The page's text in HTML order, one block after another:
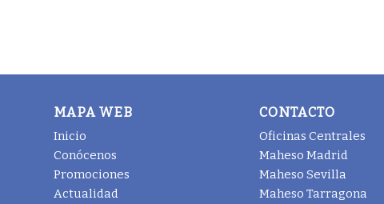
MAPA WEB
Inicio
Conócenos
Promociones
Actualidad
CONTACTO
Oficinas Centrales
Maheso Madrid
Maheso Sevilla
Maheso Tarragona